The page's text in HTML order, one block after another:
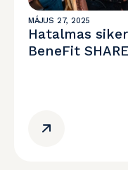
MÁJUS 27, 2025
Hatalmas
BeneFit